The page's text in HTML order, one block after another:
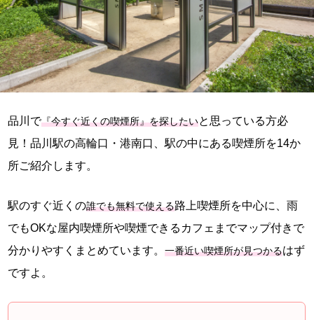
品川で『今すぐ近くの喫煙所』を探したいと思っている方必
見！品川駅の高輪口・港南口、駅の中にある喫煙所を14か
所ご紹介します。
駅のすぐ近くの誰でも無料で使える路上喫煙所を中心に、雨
でもOKな屋内喫煙所や喫煙できるカフェまでマップ付きで
分かりやすくまとめています。一番近い喫煙所が見つかるはず
ですよ。